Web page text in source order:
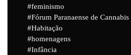
feminismo
Fórum Paranaense de Cannabis
Habitação
homenagens
Infância